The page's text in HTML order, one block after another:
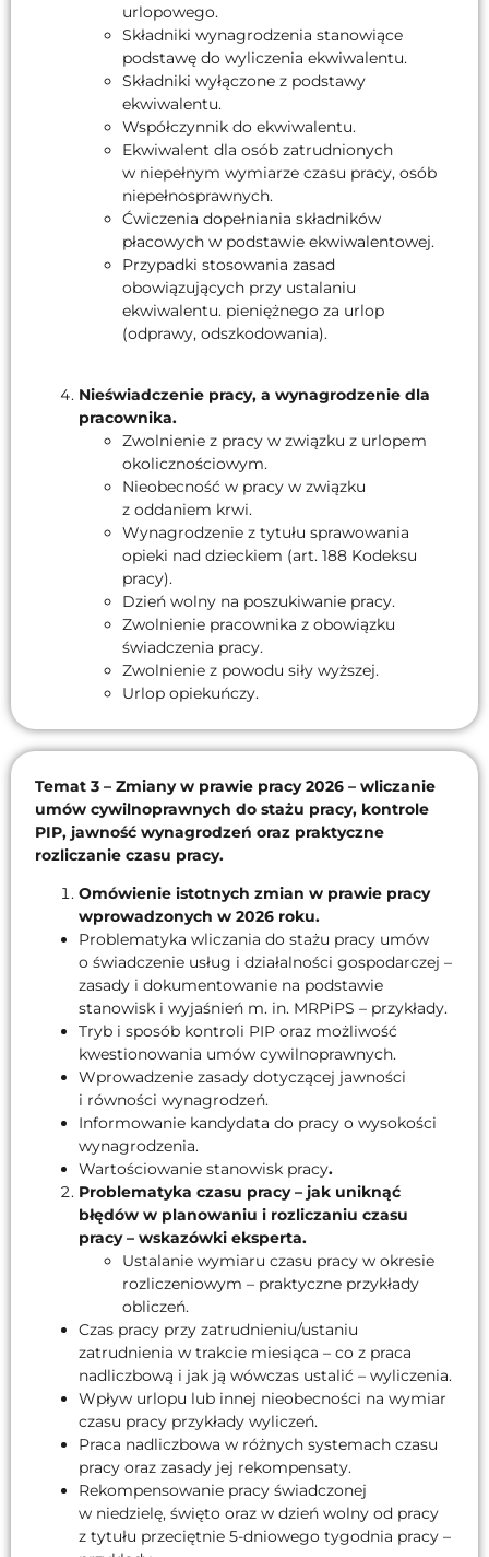
urlopowego.
Składniki wynagrodzenia stanowiące
podstawę do wyliczenia ekwiwalentu.
Składniki wyłączone z podstawy
ekwiwalentu.
Współczynnik do ekwiwalentu.
Ekwiwalent dla osób zatrudnionych
w niepełnym wymiarze czasu pracy, osób
niepełnosprawnych.
Ćwiczenia dopełniania składników
płacowych w podstawie ekwiwalentowej.
Przypadki stosowania zasad
obowiązujących przy ustalaniu
ekwiwalentu. pieniężnego za urlop
(odprawy, odszkodowania).
Nieświadczenie pracy, a wynagrodzenie dla
pracownika.
Zwolnienie z pracy w związku z urlopem
okolicznościowym.
Nieobecność w pracy w związku
z oddaniem krwi.
Wynagrodzenie z tytułu sprawowania
opieki nad dzieckiem (art. 188 Kodeksu
pracy).
Dzień wolny na poszukiwanie pracy.
Zwolnienie pracownika z obowiązku
świadczenia pracy.
Zwolnienie z powodu siły wyższej.
Urlop opiekuńczy.
Temat 3 – Zmiany w prawie pracy 2026 – wliczanie
umów cywilnoprawnych do stażu pracy, kontrole
PIP, jawność wynagrodzeń oraz praktyczne
rozliczanie czasu pracy.
Omówienie istotnych zmian w prawie pracy
wprowadzonych w 2026 roku.
Problematyka wliczania do stażu pracy umów
o świadczenie usług i działalności gospodarczej –
zasady i dokumentowanie na podstawie
stanowisk i wyjaśnień m. in. MRPiPS – przykłady.
Tryb i sposób kontroli PIP oraz możliwość
kwestionowania umów cywilnoprawnych.
Wprowadzenie zasady dotyczącej jawności
i równości wynagrodzeń.
Informowanie kandydata do pracy o wysokości
wynagrodzenia.
Wartościowanie stanowisk pracy.
Problematyka czasu pracy – jak uniknąć
błędów w planowaniu i rozliczaniu czasu
pracy – wskazówki eksperta.
Ustalanie wymiaru czasu pracy w okresie
rozliczeniowym – praktyczne przykłady
obliczeń.
Czas pracy przy zatrudnieniu/ustaniu
zatrudnienia w trakcie miesiąca – co z praca
nadliczbową i jak ją wówczas ustalić – wyliczenia.
Wpływ urlopu lub innej nieobecności na wymiar
czasu pracy przykłady wyliczeń.
Praca nadliczbowa w różnych systemach czasu
pracy oraz zasady jej rekompensaty.
Rekompensowanie pracy świadczonej
w niedzielę, święto oraz w dzień wolny od pracy
z tytułu przeciętnie 5-dniowego tygodnia pracy –